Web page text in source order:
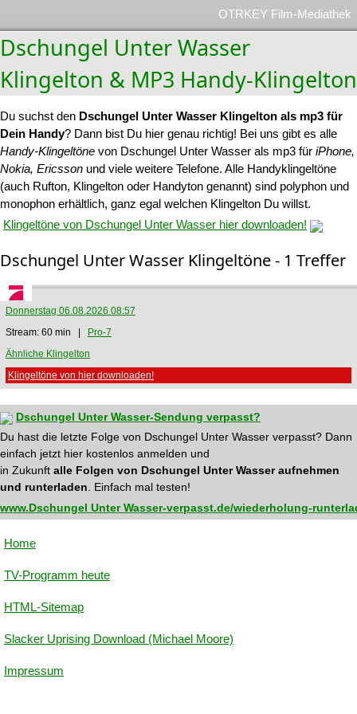
OTRKEY Film-Mediathek
Dschungel Unter Wasser
Klingelton & MP3 Handy-Klingelton
Du suchst den Dschungel Unter Wasser Klingelton als mp3 für
Dein Handy? Dann bist Du hier genau richtig! Bei uns gibt es alle
Handy-Klingeltöne von Dschungel Unter Wasser als mp3 für iPhone,
Nokia, Ericsson und viele weitere Telefone. Alle Handyklingeltöne
(auch Rufton, Klingelton oder Handyton genannt) sind polyphon und
monophon erhältlich, ganz egal welchen Klingelton Du willst.
Klingeltöne von Dschungel Unter Wasser hier downloaden!
Dschungel Unter Wasser Klingeltöne - 1 Treffer
Donnerstag 06.08.2026 08:57
Stream: 60 min |
Pro-7
Ähnliche Klingelton
Klingeltöne von hier downloaden!
Dschungel Unter Wasser-Sendung verpasst?
Du hast die letzte Folge von Dschungel Unter Wasser verpasst? Dann
einfach jetzt hier kostenlos anmelden und
in Zukunft alle Folgen von Dschungel Unter Wasser aufnehmen
und runterladen . Einfach mal testen!
www.Dschungel Unter Wasser-verpasst.de/wiederholung-
Home
TV-Programm heute
HTML-Sitemap
Slacker Uprising Download (Michael Moore)
Impressum